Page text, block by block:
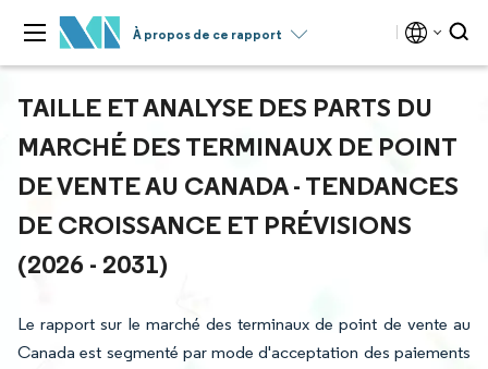
À propos de ce rapport
TAILLE ET ANALYSE DES PARTS DU
MARCHÉ DES TERMINAUX DE POINT
DE VENTE AU CANADA - TENDANCES
DE CROISSANCE ET PRÉVISIONS
(2026 - 2031)
Le rapport sur le marché des terminaux de point de vente au
Canada est segmenté par mode d'acceptation des paiements